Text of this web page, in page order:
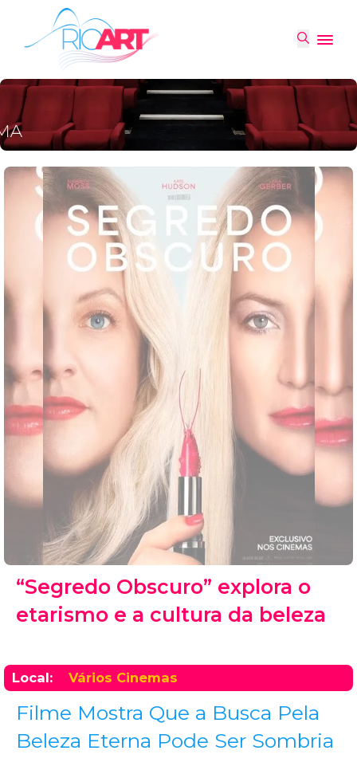
“Segredo Obscuro” explora o
etarismo e a cultura da beleza
Local: Vários Cinemas
Filme Mostra Que a Busca Pela
Beleza Eterna Pode Ser Sombria